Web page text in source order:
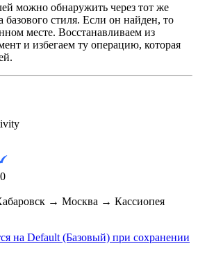
можно обнаружить через тот же
базового стиля. Если он найден, то
месте. Восстанавливаем из
и избегаем ту операцию, которая
→ Москва → Кассиопея
на Default (Базовый) при сохранении